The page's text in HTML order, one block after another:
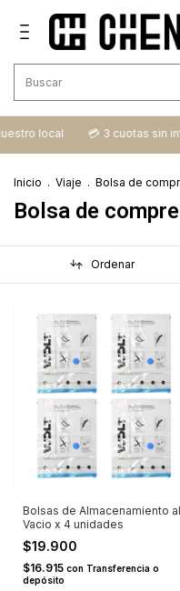
local 💳​ 3 cuotas sin
Inicio . Viaje . Bolsa de
Bolsa de
Ordenar
Bolsas de Almacenamiento al
Vacio x 4 unidades
$19.900
$16.915 con Transferencia o
depósito